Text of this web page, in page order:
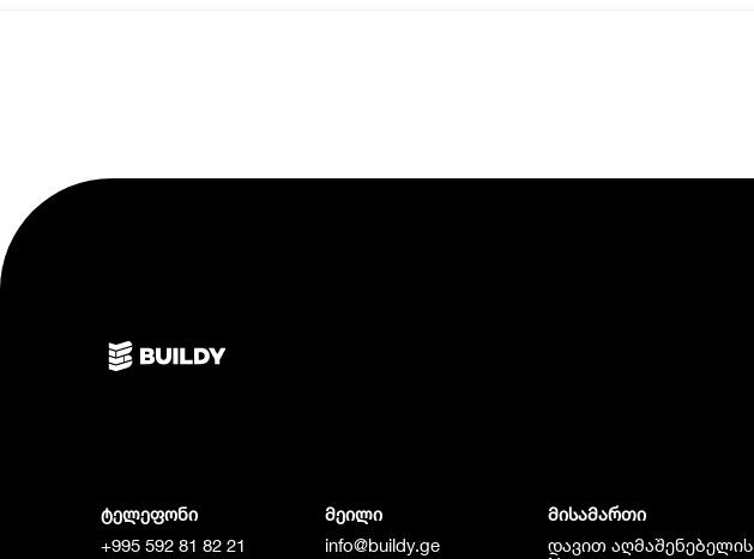
ტელეფონი
+995 592 81 82 21
მეილი
info@buildy.ge
მისამართი
დავით აღმაშენებელის